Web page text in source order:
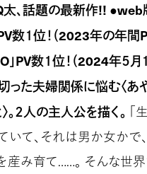
太、話題の最新作!! ●web
数１位！（2023年の年間
」PV数１位！（2024年５
った夫婦関係に悩む〈あ
。２人の主人公を描く。 「
いて、それは男か女かで
産み育て……。 そんな世界